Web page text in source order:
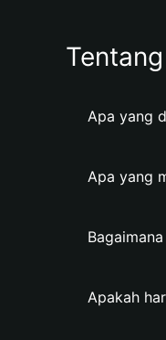
Apa yang
Apa yang
Apakah